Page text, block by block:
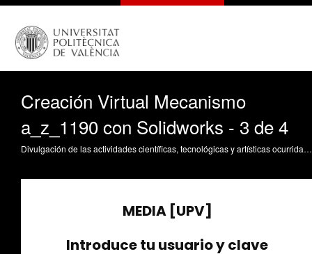
Creación Virtual Mecanismo
a_z_1190 con Solidworks - 3 de 4
Divulgación de las actividades científicas, tecnológicas y artísticas ocurridas en los tres campus de la UPV